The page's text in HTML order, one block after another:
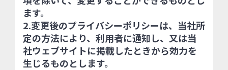
ます。
2.変更後のプライバシーポリシーは、当社所
定の方法により、利用者に通知し、又は当
社ウェブサイトに掲載したときから効力を
生じるものとします。